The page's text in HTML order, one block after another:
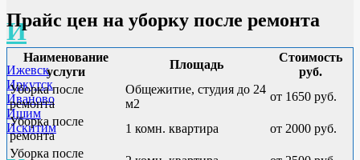
И
Ижевск
Иркутск
Иваново
Ишим
Искитим
Прайс цен на уборку после ремонта
Наименование
услуги
Площадь
Стоимость
руб.
Уборка после
ремонта
Общежитие, студия до 24
м2
от 1650 руб.
Уборка после
ремонта
1 комн. квартира
от 2000 руб.
Уборка после